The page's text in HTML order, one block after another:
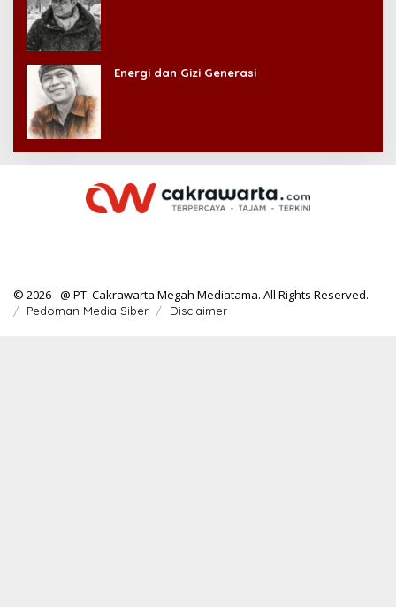
Energi dan Gizi Generasi
© 2026 - @ PT. Cakrawarta Megah Mediatama. All Rights Reserved.
Pedoman Media Siber Disclaimer